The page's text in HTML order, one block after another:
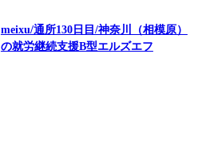
meixu/通所130日目/神奈川（相模原）
の就労継続支援B型エルズエフ